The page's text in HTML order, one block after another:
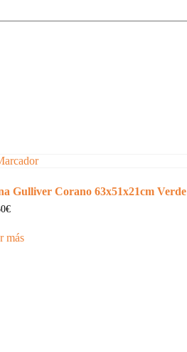
Gulliver Corano 63x51x21cm Verde
€
más